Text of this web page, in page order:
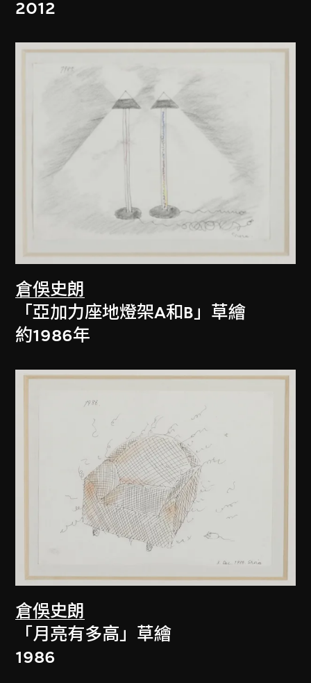
2012
倉俁史朗
「亞加力座地燈架A和B」草繪
約1986年
倉俁史朗
「月亮有多高」草繪
1986